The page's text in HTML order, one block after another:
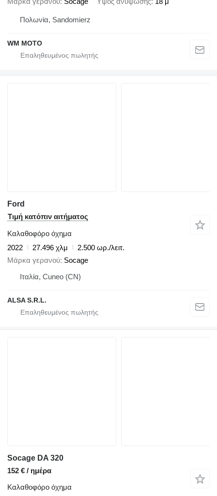
Πολωνία, Sandomierz
WM MOTO
Ford
Τιμή κατόπιν αιτήματος
Καλαθοφόρο όχημα
2022
27.496 χλμ
2.500 ωρ./λειτ.
Μάρκα γερανού Socage
Ιταλία, Cuneo (CN)
ALSA S.R.L.
Socage DA 320
152 € / ημέρα
Καλαθοφόρο όχημα